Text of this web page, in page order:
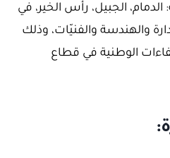
الجبيل، رأس الخير، في
والهندسة والفنيّات، وذلك
الوطنية في قطاع